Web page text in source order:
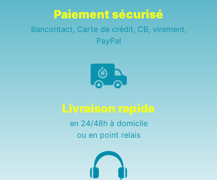
Paiement sécurisé
Bancontact, Carte de crédit, CB, virement,
PayPal
Livraison rapide
en 24/48h à domicile
ou en point relais